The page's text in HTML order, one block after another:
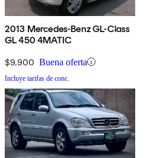
2013 Mercedes-Benz GL-Class
GL 450 4MATIC
$9,900 Buena oferta
Incluye tarifas de conc.